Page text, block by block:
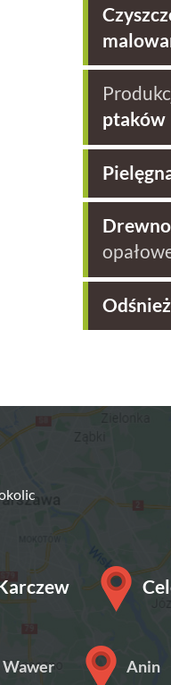
ptaków
Wawer Anin